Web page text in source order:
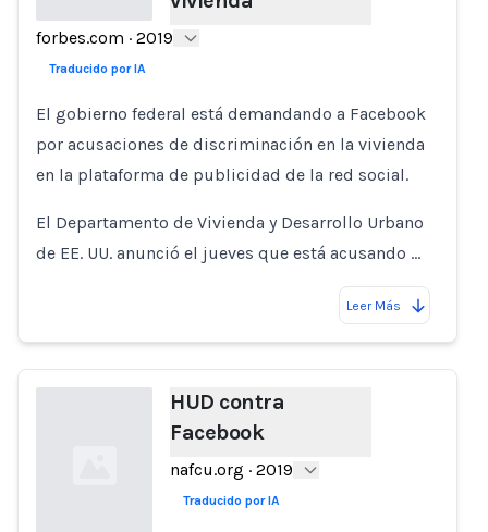
Loading...
forbes.com · 2019
Traducido por IA
El gobierno federal está demandando a Facebook
por acusaciones de discriminación en la vivienda
en la plataforma de publicidad de la red social.
El Departamento de Vivienda y Desarrollo Urbano
de EE. UU. anunció el jueves que está acusando …
Leer Más
HUD contra
Facebook
nafcu.org · 2019
Traducido por IA